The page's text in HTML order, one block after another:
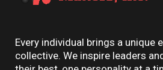
Every individual brings a unique
collective. We inspire leaders